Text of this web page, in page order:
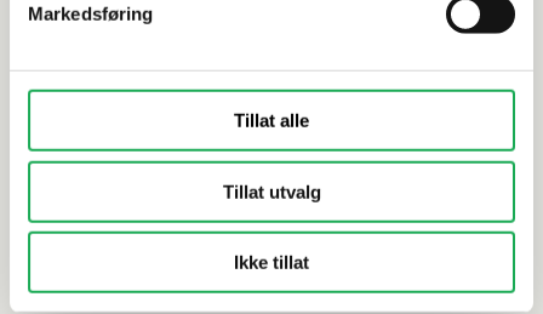
Markedsføring
Tillat alle
Tillat utvalg
Ikke tillat